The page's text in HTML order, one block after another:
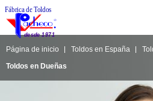
Página de inicio Toldos en España
Toldos en Dueñas